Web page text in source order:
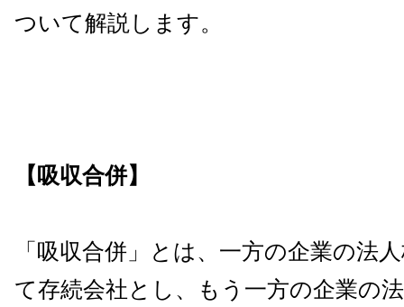
ついて解説します。
【吸収合併】
「吸収合併」とは、一方の企業の法
て存続会社とし、もう一方の企業の